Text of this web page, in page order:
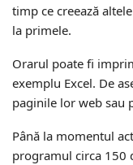
timp ce creează
la primele.
Orarul poate fi
exemplu Excel. De
paginile lor web sau
Până la momentul
programul circa 150